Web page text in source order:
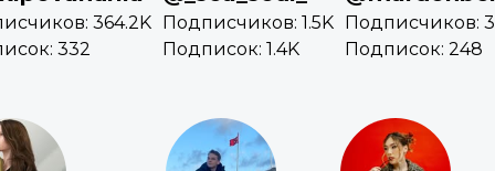
364.2K
332
Подписчиков: 1.5K
Подписок: 1.4K
Подписчиков:
Подписок: 248